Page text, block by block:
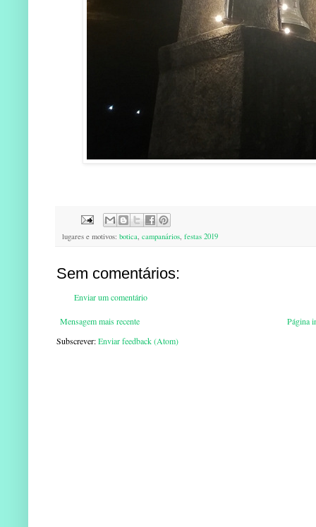
lugares e motivos: botica, campanários, festas 2019
Sem comentários:
Enviar um comentário
Mensagem mais recente
Página
Subscrever:Enviar feedback (Atom)